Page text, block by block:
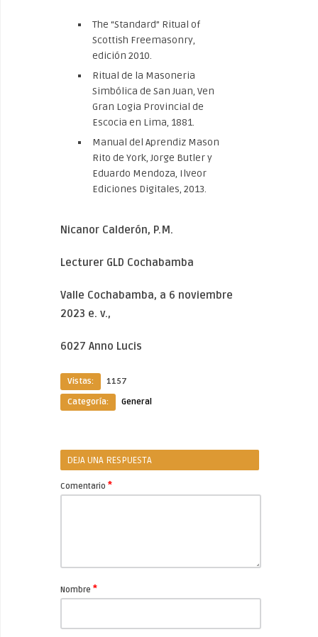
The “Standard” Ritual of
Scottish Freemasonry,
edición 2010.
Ritual de la Masoneria
Simbólica de San Juan, Ven
Gran Logia Provincial de
Escocia en Lima, 1881.
Manual del Aprendiz Mason
Rito de York, Jorge Butler y
Eduardo Mendoza, Ilveor
Ediciones Digitales, 2013.
Nicanor Calderón, P.M.
Lecturer GLD Cochabamba
Valle Cochabamba, a 6 noviembre
2023 e. v.,
6027 Anno Lucis
Vistas:
1157
Categoría:
General
DEJA UNA RESPUESTA
Comentario *
Nombre *